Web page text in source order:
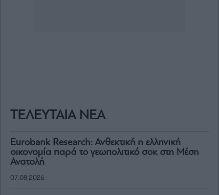
ΤΕΛΕΥΤΑΙΑ ΝΕΑ
Eurobank Research: Ανθεκτική η ελληνική
οικονομία παρά το γεωπολιτικό σοκ στη Μέση
Ανατολή
07.08.2026